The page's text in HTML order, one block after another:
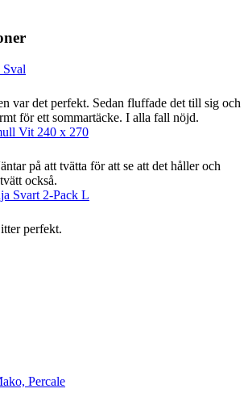
var det perfekt. Sedan fluffade det till sig och
för ett sommartäcke. I alla fall nöjd.
Vit 240 x 270
på att tvätta för att se att det håller och
också.
Svart 2-Pack L
perfekt.
Percale